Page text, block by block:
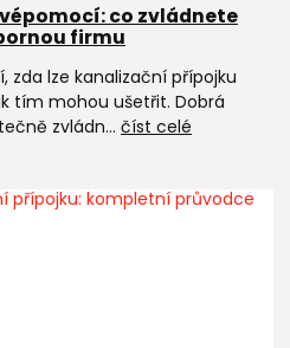
co zvládnete
firmu
zda lze kanalizační přípojku
tím mohou ušetřit. Dobrá
zvládn... číst celé